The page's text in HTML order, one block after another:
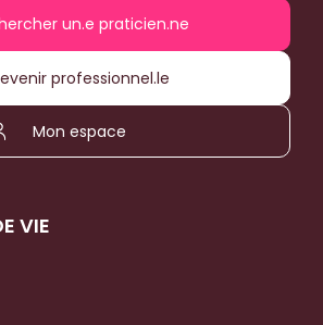
un.e praticien.ne
Devenir professionnel.le
Mon espace
VIE